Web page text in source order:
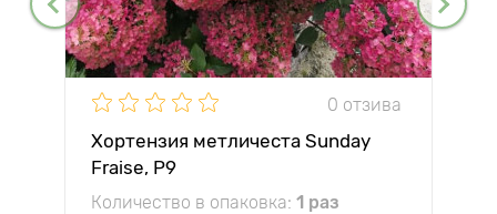
0 отзива
Хортензия метличеста Sunday
Fraise, P9
Количество в опаковка: 1 раз